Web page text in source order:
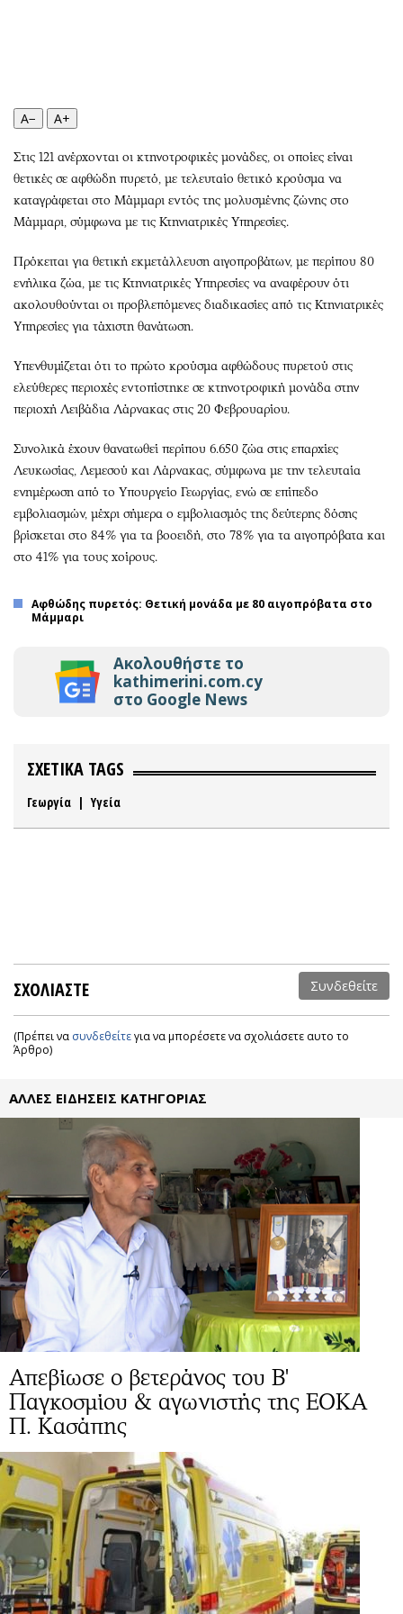
Πολιτισμός
Θέατρο-Χορός
Μουσική
Εικαστικά
Χειρόγραφα
Podcasts
Uncut
Προσφορές
Επιστολές
A− A+
Στις 121 ανέρχονται οι κτηνοτροφικές μονάδες, οι οποίες είναι
θετικές σε αφθώδη πυρετό, με τελευταίο θετικό κρούσμα να
καταγράφεται στο Μάμμαρι εντός της μολυσμένης ζώνης στο
Μάμμαρι, σύμφωνα με τις Κτηνιατρικές Υπηρεσίες.
Πρόκειται για θετική εκμετάλλευση αιγοπροβάτων, με περίπου 80
ενήλικα ζώα, με τις Κτηνιατρικές Υπηρεσίες να αναφέρουν ότι
ακολουθούνται οι προβλεπόμενες διαδικασίες από τις Κτηνιατρικές
Υπηρεσίες για τάχιστη θανάτωση.
Υπενθυμίζεται ότι το πρώτο κρούσμα αφθώδους πυρετού στις
ελεύθερες περιοχές εντοπίστηκε σε κτηνοτροφική μονάδα στην
περιοχή Λειβάδια Λάρνακας στις 20 Φεβρουαρίου.
Συνολικά έχουν θανατωθεί περίπου 6.650 ζώα στις επαρχίες
Λευκωσίας, Λεμεσού και Λάρνακας, σύμφωνα με την τελευταία
ενημέρωση από το Υπουργείο Γεωργίας, ενώ σε επίπεδο
εμβολιασμών, μέχρι σήμερα ο εμβολιασμός της δεύτερης δόσης
βρίσκεται στο 84% για τα βοοειδή, στο 78% για τα αιγοπρόβατα και
στο 41% για τους χοίρους.
Αφθώδης πυρετός: Θετική μονάδα με 80 αιγοπρόβατα στο
Μάμμαρι
Ακολουθήστε το
kathimerini.com.cy
στο Google News
ΣΧΕΤΙΚΑ TAGS
Γεωργία |Υγεία
ΣΧΟΛΙΑΣΤΕ Συνδεθείτε
(Πρέπει να συνδεθείτεγια να μπορέσετε να σχολιάσετε αυτο το
Άρθρο)
ΑΛΛΕΣ ΕΙΔΗΣΕΙΣ ΚΑΤΗΓΟΡΙΑΣ
Απεβίωσε ο βετεράνος του Β'
Παγκοσμίου & αγωνιστής της ΕΟΚΑ
Π. Κασάπης